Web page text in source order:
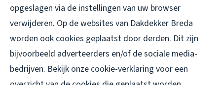
opgeslagen via de instellingen van uw browser
verwijderen. Op de websites van Dakdekker Breda
worden ook cookies geplaatst door derden. Dit zijn
bijvoorbeeld adverteerders en/of de sociale media-
bedrijven. Bekijk onze cookie-verklaring voor een